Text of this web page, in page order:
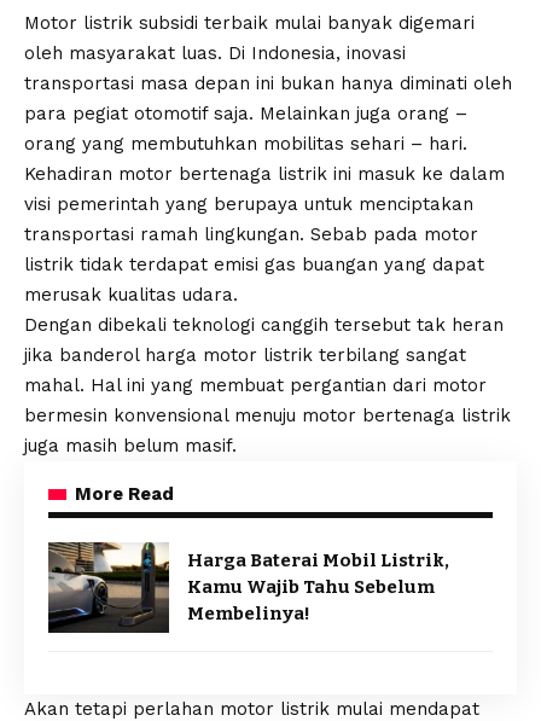
Motor listrik subsidi terbaik mulai banyak digemari
oleh masyarakat luas. Di Indonesia, inovasi
transportasi masa depan ini bukan hanya diminati oleh
para pegiat otomotif saja. Melainkan juga orang –
orang yang membutuhkan mobilitas sehari – hari.
Kehadiran motor bertenaga listrik ini masuk ke dalam
visi pemerintah yang berupaya untuk menciptakan
transportasi ramah lingkungan. Sebab pada motor
listrik tidak terdapat emisi gas buangan yang dapat
merusak kualitas udara.
Dengan dibekali teknologi canggih tersebut tak heran
jika banderol harga motor listrik terbilang sangat
mahal. Hal ini yang membuat pergantian dari motor
bermesin konvensional menuju motor bertenaga listrik
juga masih belum masif.
More Read
Harga Baterai Mobil Listrik,
Kamu Wajib Tahu Sebelum
Membelinya!
Akan tetapi perlahan motor listrik mulai mendapat